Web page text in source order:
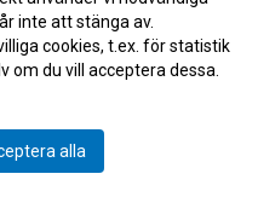
2022-08-27 17:36
2022-08-27 17:29
ger sig aldrig"
väldigt bra
inte att stänga av.
cookies, t.ex. för statistik
om du vill acceptera dessa.
alla